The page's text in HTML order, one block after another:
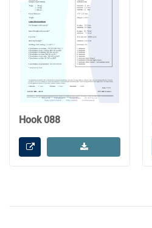
Hook 088